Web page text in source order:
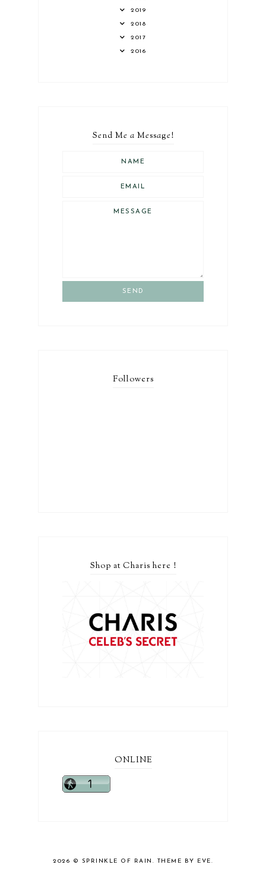
2019
2018
2017
2016
Send Me a Message!
SEND
Followers
Shop at Charis here !
ONLINE
2026 © SPRINKLE OF RAIN . THEME BY EVE.